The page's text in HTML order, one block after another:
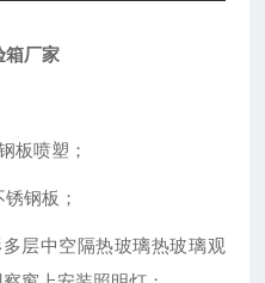
箱厂家
板喷塑；
钢板；
层中空隔热玻璃热玻璃观